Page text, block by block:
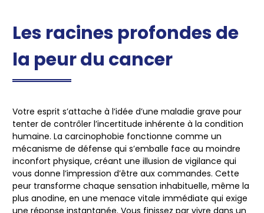
Les racines profondes de
la peur du cancer
Votre esprit s’attache à l’idée d’une maladie grave pour
tenter de contrôler l’incertitude inhérente à la condition
humaine. La carcinophobie fonctionne comme un
mécanisme de défense qui s’emballe face au moindre
inconfort physique, créant une illusion de vigilance qui
vous donne l’impression d’être aux commandes. Cette
peur transforme chaque sensation inhabituelle, même la
plus anodine, en une menace vitale immédiate qui exige